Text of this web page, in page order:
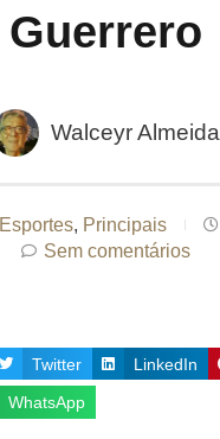
Guerrero
Walceyr Almeida
Esportes, Principais
Sem comentários
Twitter LinkedIn
WhatsApp